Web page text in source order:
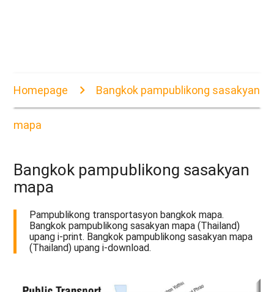
Homepage Bangkok pampublikong sasakyan
mapa
Bangkok pampublikong sasakyan
mapa
Pampublikong transportasyon bangkok mapa.
Bangkok pampublikong sasakyan mapa (Thailand)
upang i-print. Bangkok pampublikong sasakyan mapa
(Thailand) upang i-download.